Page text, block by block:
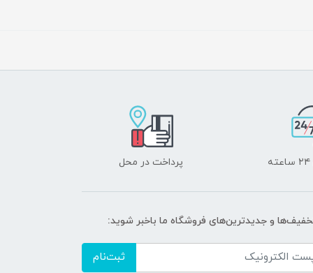
پرداخت در محل
و جدیدترین‌های فروشگاه ما باخبر شوید:
ثبت‌نام